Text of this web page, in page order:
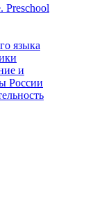
Preschool
языка
и
России